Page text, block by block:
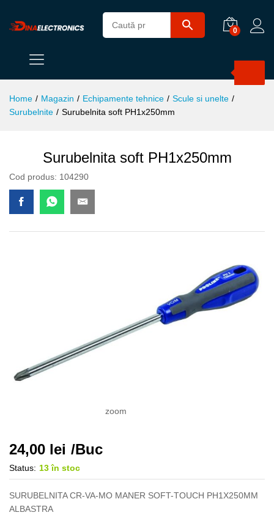
0
Home / Magazin / Echipamente tehnice / Scule si unelte /
Surubelnite / Surubelnita soft PH1x250mm
Surubelnita soft PH1x250mm
Cod produs: 104290
zoom
24,00 lei /Buc
Status: 13 în stoc
SURUBELNITA CR-VA-MO MANER SOFT-TOUCH PH1X250MM
ALBASTRA